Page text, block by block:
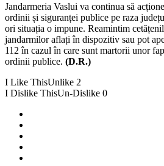
Jandarmeria Vaslui va continua să
ordinii și siguranței publice pe raza
ori situația o impune. Reamintim
jandarmilor aflați în dispozitiv sau pot
112 în cazul în care sunt martorii unor
ordinii publice. (D.R.)
I Like ThisUnlike 2
I Dislike ThisUn-Dislike 0